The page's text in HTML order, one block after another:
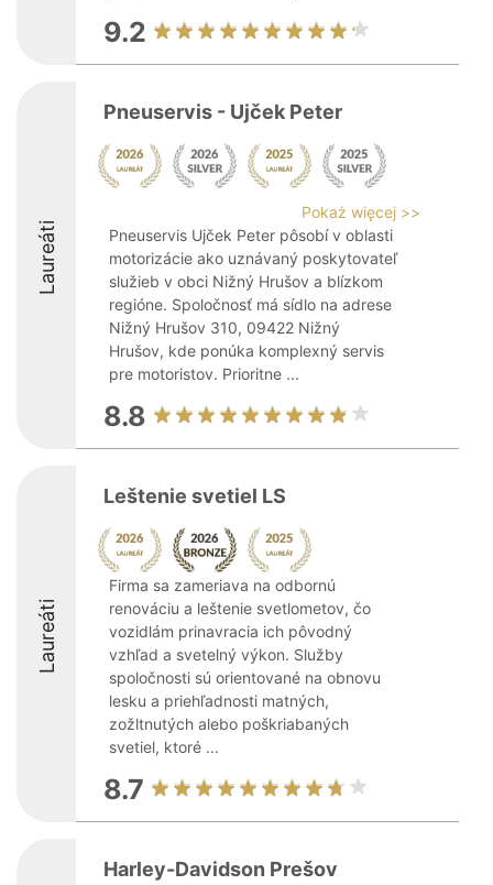
9.2
Laureáti
Pneuservis - Ujček Peter
Pokaż więcej >>
Pneuservis Ujček Peter pôsobí v oblasti
motorizácie ako uznávaný poskytovateľ
služieb v obci Nižný Hrušov a blízkom
regióne. Spoločnosť má sídlo na adrese
Nižný Hrušov 310, 09422 Nižný
Hrušov, kde ponúka komplexný servis
pre motoristov. Prioritne ...
8.8
Laureáti
Leštenie svetiel LS
Firma sa zameriava na odbornú
renováciu a leštenie svetlometov, čo
vozidlám prinavracia ich pôvodný
vzhľad a svetelný výkon. Služby
spoločnosti sú orientované na obnovu
lesku a priehľadnosti matných,
zožltnutých alebo poškriabaných
svetiel, ktoré ...
8.7
Harley-Davidson Prešov